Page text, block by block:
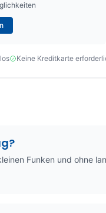
Keine Kreditkarte
Funken und ohne